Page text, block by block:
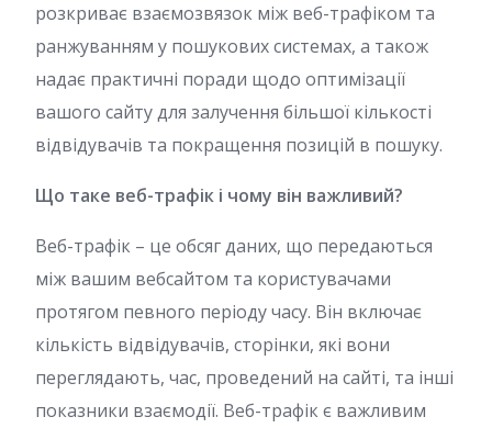
розкриває взаємозвязок між веб-трафіком та
ранжуванням у пошукових системах, а також
надає практичні поради щодо оптимізації
вашого сайту для залучення більшої кількості
відвідувачів та покращення позицій в пошуку.
Що таке веб-трафік і чому він важливий?
Веб-трафік – це обсяг даних, що передаються
між вашим вебсайтом та користувачами
протягом певного періоду часу. Він включає
кількість відвідувачів, сторінки, які вони
переглядають, час, проведений на сайті, та інші
показники взаємодії. Веб-трафік є важливим